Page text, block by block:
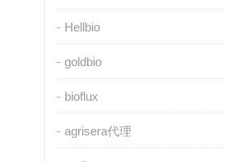
Hellbio
goldbio
bioflux
agrisera代理